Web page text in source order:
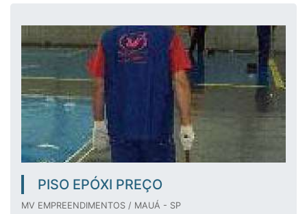
PISO EPÓXI PREÇO
MV EMPREENDIMENTOS / MAUÁ - SP